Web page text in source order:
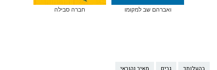
ואברהם שב למקומו חברה סבילה